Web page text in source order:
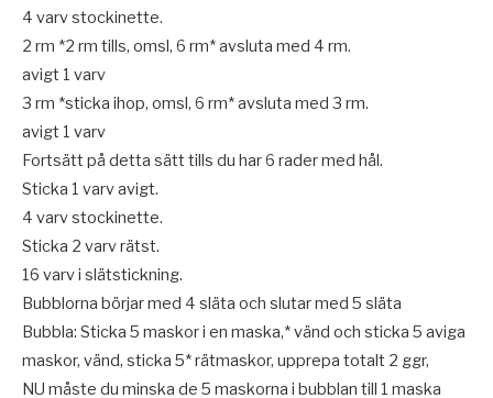
4 varv stockinette.
2 rm *2 rm tills, omsl, 6 rm* avsluta med 4 rm.
avigt 1 varv
3 rm *sticka ihop, omsl, 6 rm* avsluta med 3 rm.
avigt 1 varv
Fortsätt på detta sätt tills du har 6 rader med hål.
Sticka 1 varv avigt.
4 varv stockinette.
Sticka 2 varv rätst.
16 varv i slätstickning.
Bubblorna börjar med 4 släta och slutar med 5 släta
Bubbla: Sticka 5 maskor i en maska,* vänd och sticka 5 aviga
maskor, vänd, sticka 5* rätmaskor, upprepa totalt 2 ggr,
NU måste du minska de 5 maskorna i bubblan till 1 maska